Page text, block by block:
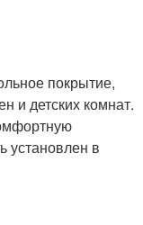
покрытие,
и детских комнат.
установлен в